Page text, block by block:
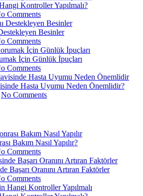
Kontroller Yapılmalı?
Comments
Besinler
Comments
İçin Günlük İpuçları
Comments
Hasta Uyumu Neden Önemlidir?
No Comments
Bakım Nasıl Yapılır?
Comments
Başarı Oranını Artıran Faktörler
Comments